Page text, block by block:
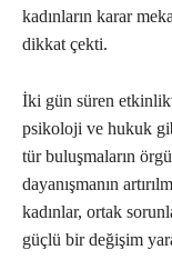
kadınların karar
dikkat çekti.
İki gün süren
psikoloji ve hukuk
tür buluşmaların
dayanışmanın
kadınlar, ortak
güçlü bir değişim